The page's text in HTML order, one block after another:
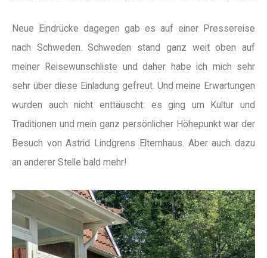
Neue Eindrücke dagegen gab es auf einer Pressereise
nach Schweden. Schweden stand ganz weit oben auf
meiner Reisewunschliste und daher habe ich mich sehr
sehr über diese Einladung gefreut. Und meine Erwartungen
wurden auch nicht enttäuscht: es ging um Kultur und
Traditionen und mein ganz persönlicher Höhepunkt war der
Besuch von Astrid Lindgrens Elternhaus. Aber auch dazu
an anderer Stelle bald mehr!